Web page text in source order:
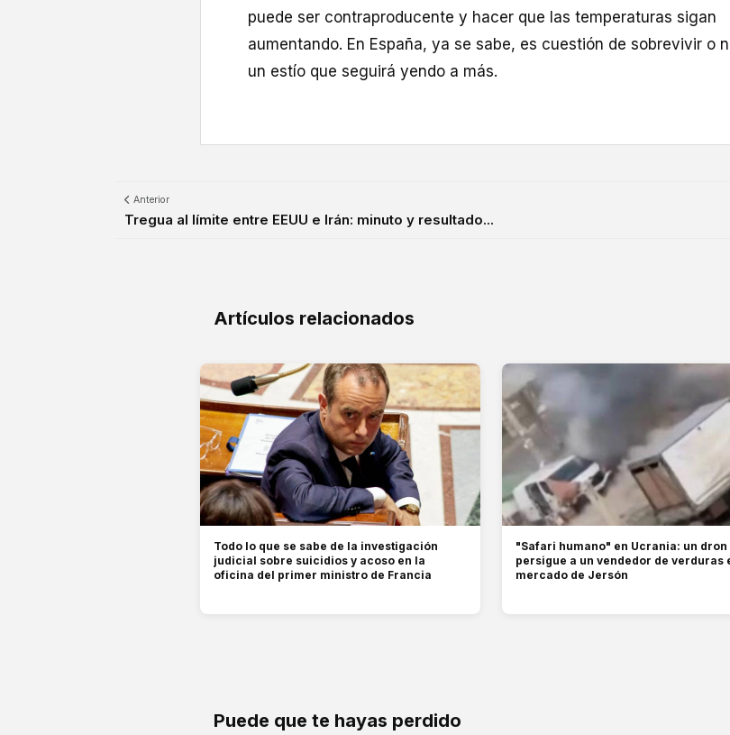
puede ser contraproducente y hacer que las temperaturas sigan
aumentando. En España, ya se sabe, es cuestión de sobrevivir o
un estío que seguirá yendo a más.
Anterior
Tregua al límite entre EEUU e Irán: minuto y resultado...
Artículos relacionados
Todo lo que se sabe de la investigación
judicial sobre suicidios y acoso en la
oficina del primer ministro de Francia
"Safari humano" en Ucrania: un dron
persigue a un vendedor de verduras
mercado de Jersón
Puede que te hayas perdido